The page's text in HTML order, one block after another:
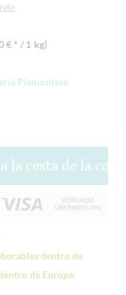
€ * / 1 kg)
Piemontese
la cesta de la
dentro de
de Europa.